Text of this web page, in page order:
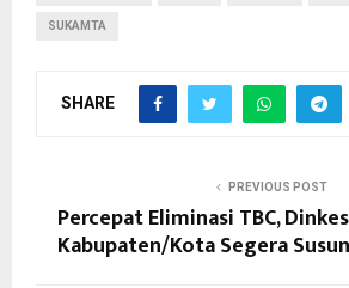
SUKAMTA
SHARE
PREVIOUS POST
Percepat Eliminasi TBC,
Kabupaten/Kota Segera